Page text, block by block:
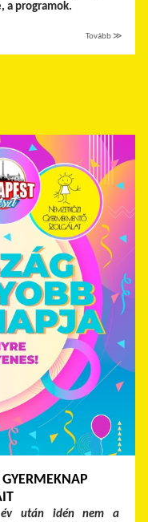
a programok.
Tovább ≫
után idén nem a